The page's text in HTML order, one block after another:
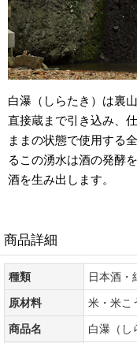
白瀑（しらたき）は裏
直接蔵まで引き込み、
ままの状態で使用する
るこの湧水は酒の発酵
酒を生み出します。
商品詳細
種類
日本酒・
原材料
米・米こ
商品名
白瀑（し